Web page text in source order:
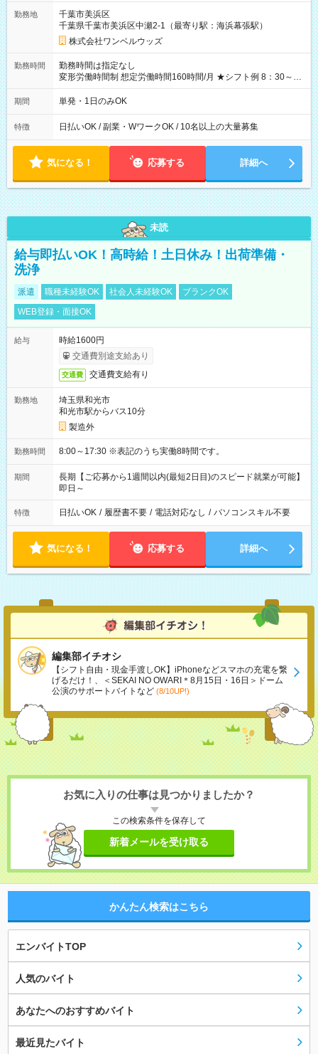
なし
勤務地
千葉市美浜区
千葉県千葉市美浜区中瀬2-1（最寄り駅：海浜幕張駅）
株式会社ワンベルウッズ
勤務時間
勤務時間は指定なし
変形労働時間制 想定労働時間160時間/月 ★シフト例 8：30～
19：00
期間 単発・1日のみOK
特徴 日払いOK / 副業・WワークOK / 10名以上の大量募集
気になる！ 応募する 詳細へ
未読
給与即払いOK！高時給！土日休み！出荷準備・
洗浄
派遣 職種未経験OK 社会人未経験OK
ブランクOK
WEB登録・面接OK
給与
時給1600円
交通費別途支給あり
交通費 交通費支給有り
勤務地
埼玉県和光市
和光市駅からバス10分
製造外
勤務時間 8:00～17:30 ※表記のうち実働8時間です。
期間
長期【ご応募から1週間以内(最短2日目)のスピード就業が可能】
即日～
特徴 日払いOK / 履歴書不要 / 電話対応なし / パソコンスキル不要
気になる！ 応募する 詳細へ
編集部イチオシ
【シフト自由・現金手渡しOK】iPhoneなどスマホの充電を繋
げるだけ！、＜SEKAI NO OWARI＊8月15日・16日＞ドーム
公演のサポートバイトなど (8/10UP!)
お気に入りの仕事は見つかりましたか？
この検索条件を保存して
新着メールを受け取る
かんたん検索はこちら
エンバイトTOP
人気のバイト
あなたへのおすすめバイト
最近見たバイト